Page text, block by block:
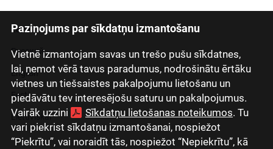
Paziņojums par sīkdatņu izmantošanu
Vietnē izmantojam savas un trešo pušu sīkdatnes,
lai, ņemot vērā tavus paradumus, nodrošinātu ērtāku
vietnes un tiešsaistes pakalpojumu lietošanu un
piedāvātu tev interesējošu saturu un pakalpojumus.
Vairāk uzzini
Sīkdatņu lietošanas noteikumos. Tu
vari piekrist sīkdatņu izmantošanai, nospiežot
“Piekrītu”, vai noraidīt tās, nospiežot “Nepiekrītu”, kā
Latviski
Русский
English
Eesti
Lietuviškai